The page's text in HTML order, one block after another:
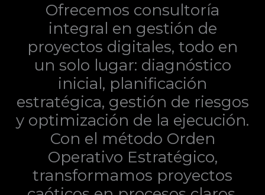
Ofrecemos consultoría
integral en gestión de
proyectos digitales, todo en
un solo lugar: diagnóstico
inicial, planificación
estratégica, gestión de riesgos
y optimización de la ejecución.
Con el método Orden
Operativo Estratégico,
transformamos proyectos